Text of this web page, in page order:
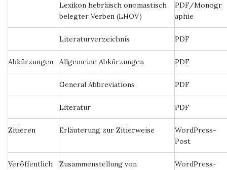
Lexikon hebräisch onomastisch
belegter Verben (LHOV)
PDF/Monogr
aphie
Literaturverzeichnis PDF
Abkürzungen Allgemeine Abkürzungen PDF
General Abbreviations PDF
Literatur PDF
Zitieren Erläuterung zur Zitierweise
WordPress-
Post
Veröffentlich
Zusammenstellung von
WordPress-